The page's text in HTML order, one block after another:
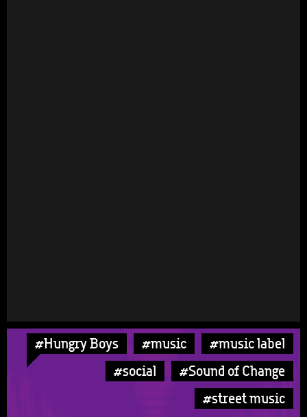
#Hungry Boys #music
#music label
#social
#Sound of Change
#street music